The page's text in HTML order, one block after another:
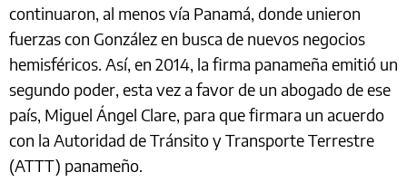
continuaron, al menos vía Panamá, donde unieron
fuerzas con González en busca de nuevos negocios
hemisféricos. Así, en 2014, la firma panameña emitió un
segundo poder, esta vez a favor de un abogado de ese
país, Miguel Ángel Clare, para que firmara un acuerdo
con la Autoridad de Tránsito y Transporte Terrestre
(ATTT) panameño.